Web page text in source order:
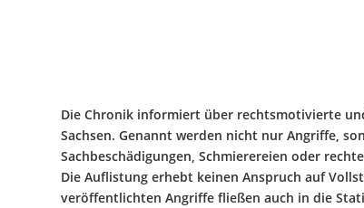
Prozessdokus
Die Chronik informiert über rechtsmotivierte
Sachsen. Genannt werden nicht nur Angriffe,
Sachbeschädigungen, Schmierereien oder
Die Auflistung erhebt keinen Anspruch auf
veröffentlichten Angriffe fließen auch in die